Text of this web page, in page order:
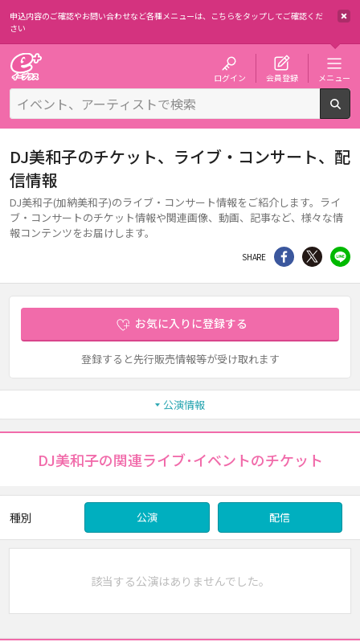
申込内容のご確認やお問い合わせなど各種メニューは、 こちらをタップしてご確認くだ
さい
ログイン 会員登録 メニュー
DJ美和子のチケット、ライブ・コンサート、配
信情報
DJ美和子(加納美和子)のライブ・コンサート情報をご紹介します。ライ
ブ・コンサートのチケット情報や関連画像、動画、記事など、様々な情
報コンテンツをお届けします。
SHARE シェア Twitter
お気に入りに登録する
登録すると先行販売情報等が受け取れます
公演情報
DJ美和子の関連ライブ･イベントのチケット
種別 公演 配信
該当する公演はありませんでした。